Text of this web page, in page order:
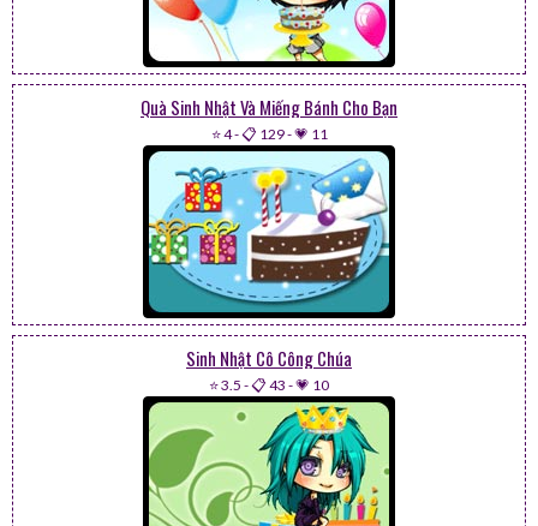
Quà Sinh Nhật Và Miếng Bánh Cho Bạn
⭐ 4-📋 129-💗 11
Sinh Nhật Cô Công Chúa
⭐ 3.5 -📋 43 -💗 10